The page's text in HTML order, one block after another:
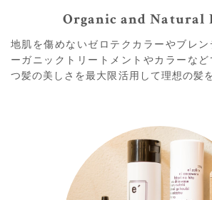
Organic and Natural
地肌を傷めないゼロテクカラーやブレ
ーガニックトリートメントやカラーな
つ髪の美しさを最大限活用して理想の髪